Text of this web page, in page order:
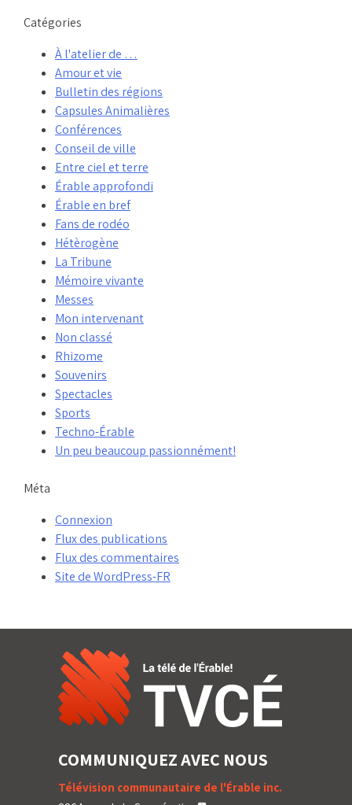
Catégories
À l'atelier de …
Amour et vie
Bulletin des régions
Capsules Animalières
Conférences
Conseil de ville
Entre ciel et terre
Érable approfondi
Érable en bref
Fans de rodéo
Hétèrogène
La Tribune
Mémoire vivante
Messes
Mon intervenant
Non classé
Rhizome
Souvenirs
Spectacles
Sports
Techno-Érable
Un peu beaucoup passionnément!
Méta
Connexion
Flux des publications
Flux des commentaires
Site de WordPress-FR
COMMUNIQUEZ AVEC NOUS
Télévision communautaire de l'Érable inc.